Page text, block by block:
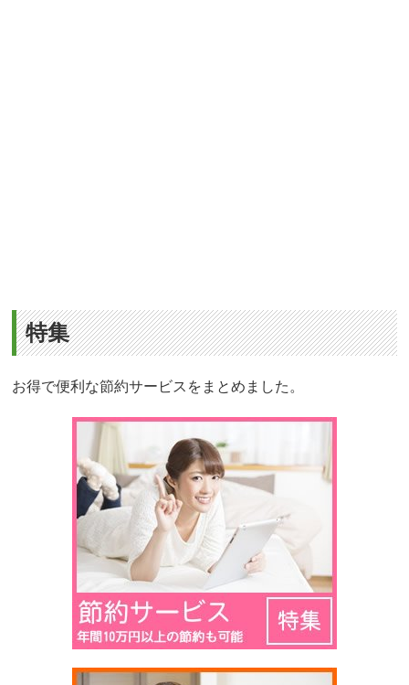
特集
お得で便利な節約サービスをまとめました。